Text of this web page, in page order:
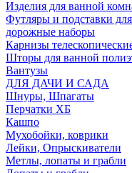
Изделия для ванной
Футляры и подставки
дорожные наборы
Карнизы
Шторы для ванной
Вантузы
ДЛЯ ДАЧИ И САДА
Шнуры, Шпагаты
Перчатки ХБ
Кашпо
Мухобойки, коврики
Лейки, Опрыскиватели
Метлы, лопаты и грабли